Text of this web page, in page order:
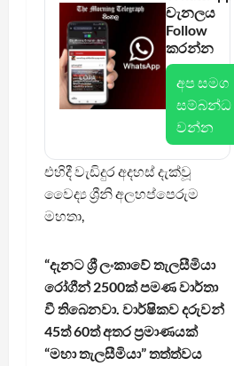
චැනලය
Follow
කරන්න
අප සමග
සම්බන්ධ
වන්න
එහිදී වැඩිදුර අදහස් දැක්වූ
වෛද්‍ය ශ්‍රීනි අලහප්පෙරුම
මහතා,
“දැනට ශ්‍රී ලංකාවේ තැලසීමියා
රෝගීන් 2500ක් පමණ වාර්තා
වී තිබෙනවා. වාර්ෂිකව දරුවන්
45ත් 60ත් අතර ප්‍රමාණයක්
“මහා තැලසීමියා” තත්ත්වය